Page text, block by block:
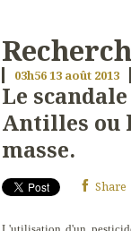
03h5613 août 2013
Le
Antilles ou
masse.
Share